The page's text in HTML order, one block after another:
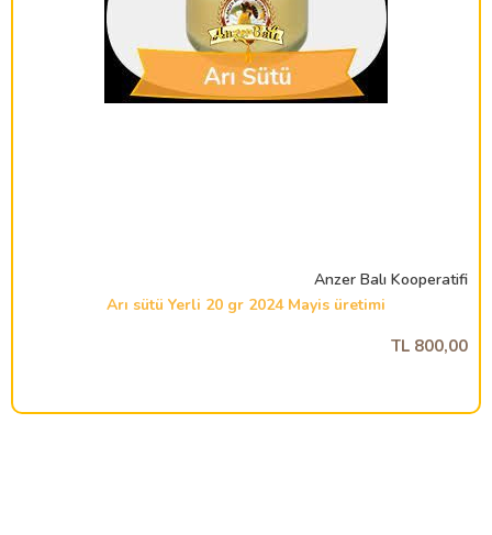
Anzer Balı Kooperatifi
Arı sütü Yerli 20 gr 2024 Mayis üretimi
800,00 TL